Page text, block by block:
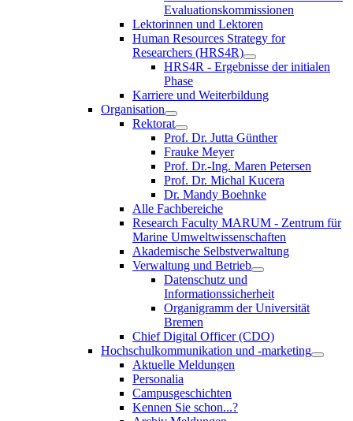
Evaluationskommissionen
Lektorinnen und Lektoren
Human Resources Strategy for
Researchers (HRS4R)
HRS4R - Ergebnisse der initialen
Phase
Karriere und Weiterbildung
Organisation
Rektorat
Prof. Dr. Jutta Günther
Frauke Meyer
Prof. Dr.-Ing. Maren Petersen
Prof. Dr. Michal Kucera
Dr. Mandy Boehnke
Alle Fachbereiche
Research Faculty MARUM - Zentrum für
Marine Umweltwissenschaften
Akademische Selbstverwaltung
Verwaltung und Betrieb
Datenschutz und
Informationssicherheit
Organigramm der Universität
Bremen
Chief Digital Officer (CDO)
Hochschulkommunikation und -marketing
Aktuelle Meldungen
Personalia
Campusgeschichten
Kennen Sie schon...?